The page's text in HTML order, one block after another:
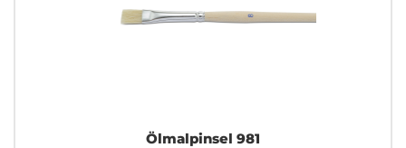
Ölmalpinsel 981